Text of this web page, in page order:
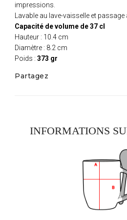
impressions.
Lavable au lave-vaisselle et
Capacité de volume de 37 cl
Hauteur : 10.4 cm
Diamètre : 8.2 cm
Poids : 373 gr
Partagez
INFORMATIONS